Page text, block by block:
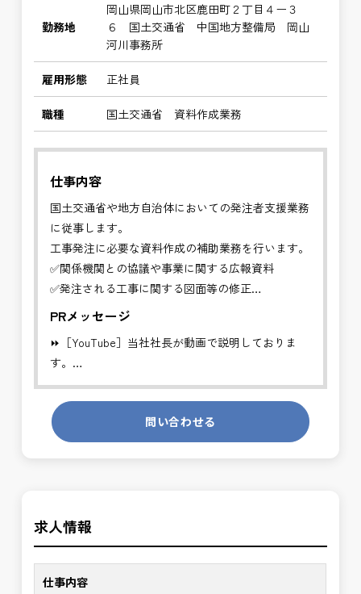
勤務地
岡山県岡山市北区鹿田町２丁目４ー３
６ 国土交通省 中国地方整備局 岡山
河川事務所
雇用形態 正社員
職種 国土交通省 資料作成業務
仕事内容
国土交通省や地方自治体においての発注者支援業務
に従事します。
工事発注に必要な資料作成の補助業務を行います。
✅関係機関との協議や事業に関する広報資料
✅発注される工事に関する図面等の修正
✅その他行政に必要な各種資料の作成
※基本的に、土日祝祭日は、休日となります。
＊受注が多く、増員募集しております。
発注者支援業務は、社会基盤を支える大切な仕事で
す。専門性を磨きながら、やりがいを感じられるこ
PRメッセージ
⏩［YouTube］当社社長が動画で説明しておりま
す。
https://youtube.com/channel/
発注者側の立場で業務を行う、やりがいのあるお仕
事です。
長期的にお仕事が出来る方を募集しております。
✅ストレスのない、上下関係を気にしなくてもよい
職場環境
✅「仕事のやりがい」と「賃金」のバランスを大切
に致します。
問い合わせる
求人情報
仕事内容